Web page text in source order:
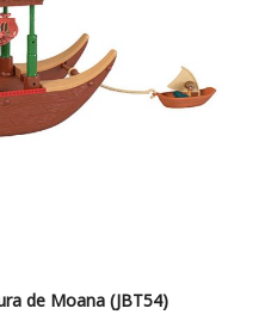
de Moana (JBT54)